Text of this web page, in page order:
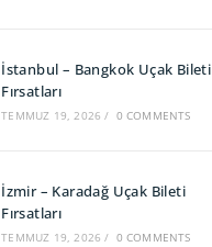
İstanbul – Bangkok Uçak Bileti
Fırsatları
TEMMUZ 19, 2026 / 0 COMMENTS
İzmir – Karadağ Uçak Bileti
Fırsatları
TEMMUZ 19, 2026 / 0 COMMENTS